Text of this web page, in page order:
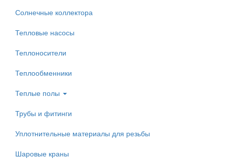
Солнечные коллектора
Тепловые насосы
Теплоносители
Теплообменники
Теплые полы
Трубы и фитинги
Уплотнительные материалы для резьбы
Шаровые краны